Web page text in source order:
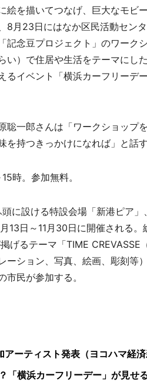
絵を描いてつなげ、巨大なモビ
8月23日にはなか区民活動セン
記念豆プロジェクト」のワーク
い）で住居や生活をテーマにし
るイベント「横浜カーフリーデ
一郎さんは「ワークショップ
持つきっかけになれば」と話す
時。参加無料。
に設ける特設会場「新港ピア
13日～11月30日に開催される
げるテーマ「TIME
ーション、写真、絵画、彫刻等
民が参加する。
ーティスト発表（ヨコハマ経済
「横浜カーフリーデー」が見せ